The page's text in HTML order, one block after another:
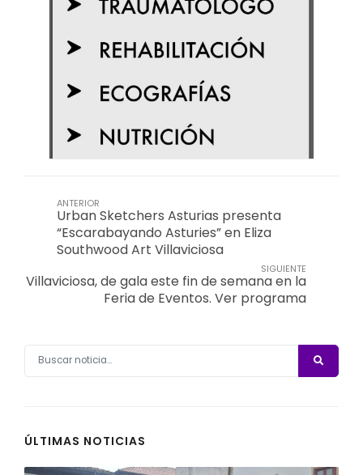
ANTERIOR
Urban Sketchers Asturias presenta
“Escarabayando Asturies” en Eliza
Southwood Art Villaviciosa
SIGUIENTE
Villaviciosa, de gala este fin de semana en la
Feria de Eventos. Ver programa
ÚLTIMAS NOTICIAS